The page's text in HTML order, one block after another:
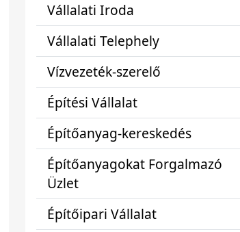
Vállalati Iroda
Vállalati Telephely
Vízvezeték-szerelő
Építési Vállalat
Építőanyag-kereskedés
Építőanyagokat Forgalmazó
Üzlet
Építőipari Vállalat